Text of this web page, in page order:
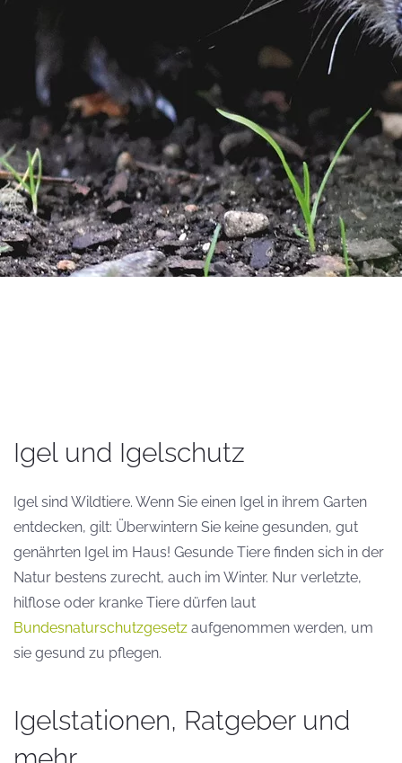
Igel und Igelschutz
Igel sind Wildtiere. Wenn Sie einen Igel in ihrem Garten
entdecken, gilt: Überwintern Sie keine gesunden, gut
genährten Igel im Haus! Gesunde Tiere finden sich in der
Natur bestens zurecht, auch im Winter. Nur verletzte,
hilflose oder kranke Tiere dürfen laut
Bundesnaturschutzgesetz aufgenommen werden, um
sie gesund zu pflegen.
Igelstationen, Ratgeber und